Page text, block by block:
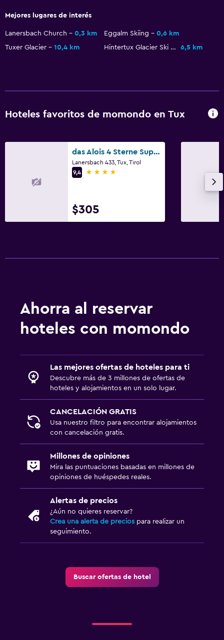
Comidas para niños
Estacionamiento y transporte
Estacionamiento gratuito
Sauna
Habitación
Armario o clóset
Zona de trabajo
Escritorio
Mejores lugares de interés
Lanersbach Church 0,3 km Eggalm Skiing
0,6 km
Tuxer Glacier
10,4 km Hintertux Glacier Ski Resort 6,5 km
Hoteles favoritos de momondo en Tux
das Alois 4 Sterne Superior
Lanersbach 433, Tux, Tirol
9,4
4 estrellas
$305
Ahorra al reservar
hoteles con momondo
Las mejores ofertas de hoteles para ti
Descubre más de 3 millones de ofertas de
hoteles y alojamientos en un solo lugar.
CANCELACIÓN GRATIS
Usa nuestro filtro para encontrar alojamientos
con cancelación gratis.
Millones de opiniones
Mira las puntuaciones basadas en millones de
opiniones de huéspedes reales.
Alertas de precios
¿Aún no quieres reservar?
Crea una alerta de precios para realizar un
seguimiento.
Buscar ofertas de hotel